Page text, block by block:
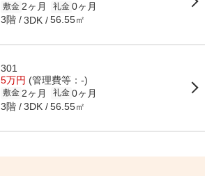
敷金 2ヶ月 礼金 0ヶ月
3階 3DK 56.55㎡
301
5万円 (管理費等：-)
敷金 2ヶ月 礼金 0ヶ月
3階 3DK 56.55㎡